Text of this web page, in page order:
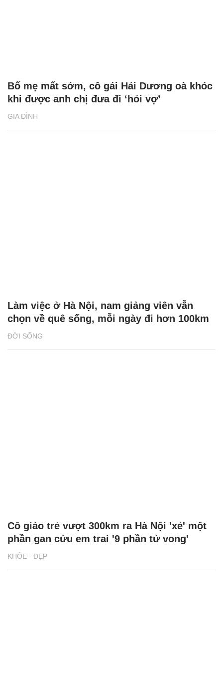
GIA ĐÌNH
Bố mẹ mất sớm, cô gái Hải Dương oà khóc
khi được anh chị đưa đi ‘hỏi vợ’
ĐỜI SỐNG
Làm việc ở Hà Nội, nam giảng viên vẫn
chọn về quê sống, mỗi ngày đi hơn 100km
KHỎE - ĐẸP
Cô giáo trẻ vượt 300km ra Hà Nội 'xẻ' một
phần gan cứu em trai '9 phần tử vong'